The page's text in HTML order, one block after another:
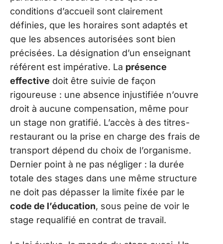
conditions d’accueil sont clairement
définies, que les horaires sont adaptés et
que les absences autorisées sont bien
précisées. La désignation d’un enseignant
référent est impérative. La présence
effective doit être suivie de façon
rigoureuse : une absence injustifiée n’ouvre
droit à aucune compensation, même pour
un stage non gratifié. L’accès à des titres-
restaurant ou la prise en charge des frais de
transport dépend du choix de l’organisme.
Dernier point à ne pas négliger : la durée
totale des stages dans une même structure
ne doit pas dépasser la limite fixée par le
code de l’éducation, sous peine de voir le
stage requalifié en contrat de travail.